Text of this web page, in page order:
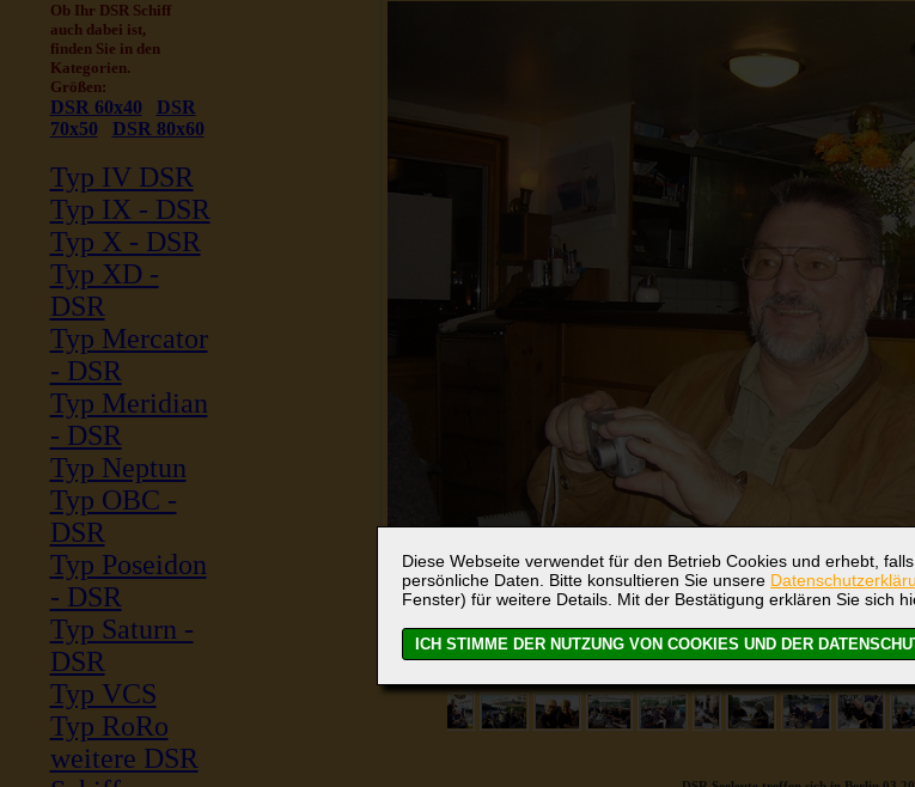
Diese Webseite verwendet für den Betrieb Cookies und erhebt,
persönliche Daten. Bitte konsultieren Sie unsere
Fenster) für weitere Details. Mit der Bestätigung erklären Sie sich
Ob Ihr DSR Schiff
auch dabei ist,
finden Sie in den
Kategorien.
Größen:
DSR 60x40
DSR
70x50
DSR 80x60
Typ IV DSR
Typ IX - DSR
Typ X - DSR
Typ XD -
DSR
Typ Mercator
- DSR
Typ Meridian
- DSR
Typ Neptun
Typ OBC -
DSR
Typ Poseidon
- DSR
Typ Saturn -
DSR
Typ VCS
Typ RoRo
weitere DSR